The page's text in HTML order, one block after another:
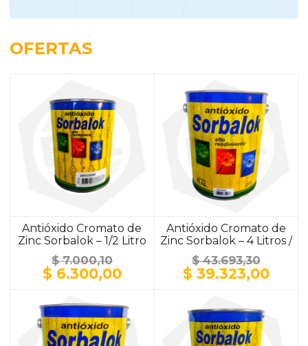
OFERTAS
Antióxido Cromato de
Zinc Sorbalok – 1/2 Litro
/ ALUMINIO
$7.000,10
El
original
era:
$ 7.000,10.
$ 6.300,00El
actual
es:
$ 6.300,00.
Antióxido Cromato de
Zinc Sorbalok – 4 Litros /
ALUMINIO
$43.693,30
El
era:
$ 43.693,30.
$ 39.323,00El